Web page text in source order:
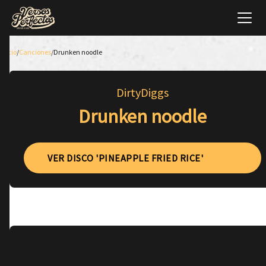
Inicio/Canciones/Drunken noodle
DirtyDiggs
Drunken noodle
VER DISCO 'PINEAPPLE FRIED RICE'